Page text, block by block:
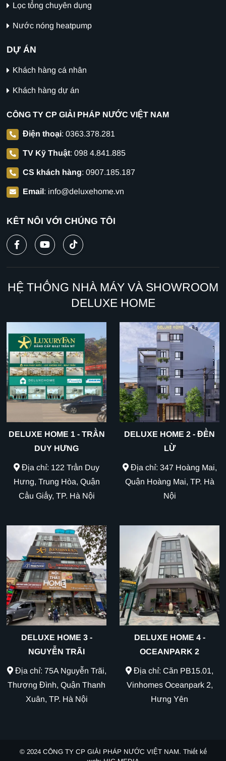
CÔNG TY CP GIẢI PHÁP NƯỚC VIỆT NAM
Điện thoại: 0363.378.281
TV Kỹ Thuật: 098 4.841.885
CS khách hàng: 0907.185.187
Email: info@deluxehome.vn
Lọc tổng chuyên dụng
Nước nóng heatpump
DỰ ÁN
Khách hàng cá nhân
Khách hàng dự án
KẾT NỐI VỚI CHÚNG TÔI
HỆ THỐNG NHÀ MÁY VÀ SHOWROOM
DELUXE HOME
DELUXE HOME 1 - TRẦN
DUY HƯNG
Địa chỉ: 122 Trần Duy
Hưng, Trung Hòa, Quận
Cầu Giấy, TP. Hà Nội
DELUXE HOME 2 - ĐỀN
LỪ
Địa chỉ: 347 Hoàng Mai,
Quận Hoàng Mai, TP. Hà
Nội
DELUXE HOME 3 -
NGUYỄN TRÃI
Địa chỉ: 75A Nguyễn Trãi,
Thượng Đình, Quận Thanh
Xuân, TP. Hà Nội
DELUXE HOME 4 -
OCEANPARK 2
Địa chỉ: Căn PB15.01,
Vinhomes Oceanpark 2,
Hưng Yên
© 2024 CÔNG TY CP GIẢI PHÁP NƯỚC VIỆT NAM. Thiết kế